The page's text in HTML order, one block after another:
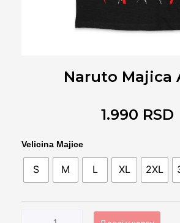
Naruto Majica
1.990 RSD
Velicina Majice
S M L XL 2XL
Naruto
Majica
A201
количина